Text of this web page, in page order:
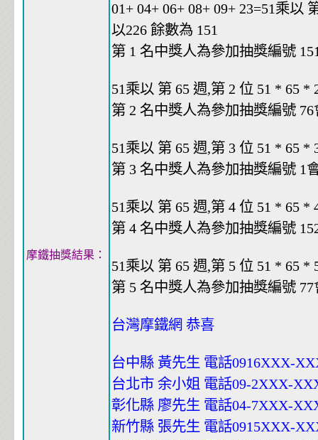
摩鐵抽獎結果：
01+ 04+ 06+ 08+ 09+ 23=51乘以
以226 餘數為 151
第 1 名中獎人為參加抽獎編號
51乘以 第 65 週,第 2 位 51 * 65 *
第 2 名中獎人為參加抽獎編號 76
51乘以 第 65 週,第 3 位 51 * 65 *
第 3 名中獎人為參加抽獎編號 1
51乘以 第 65 週,第 4 位 51 * 65 *
第 4 名中獎人為參加抽獎編號
51乘以 第 65 週,第 5 位 51 * 65 *
第 5 名中獎人為參加抽獎編號 77
台灣摩鐵網 恭喜
台中縣 黃先生 電話0916XXX-
台北市 余小姐 電話09-2XXX-
彰化縣 廖先生 電話04-7XXX-
新竹縣 張先生 電話0915XXX-